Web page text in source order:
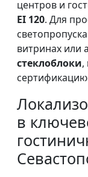
центров и
EI 120. Для
витринах или
стеклоблоки,
сертификацию
в